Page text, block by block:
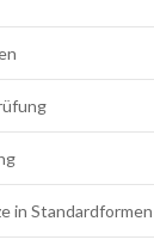
in Standardformen